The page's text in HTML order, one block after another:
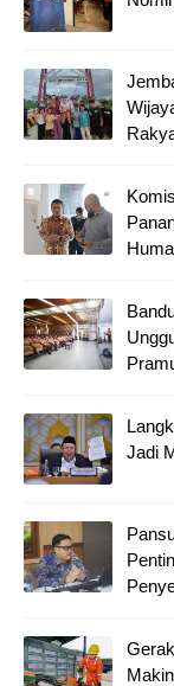
Jadi